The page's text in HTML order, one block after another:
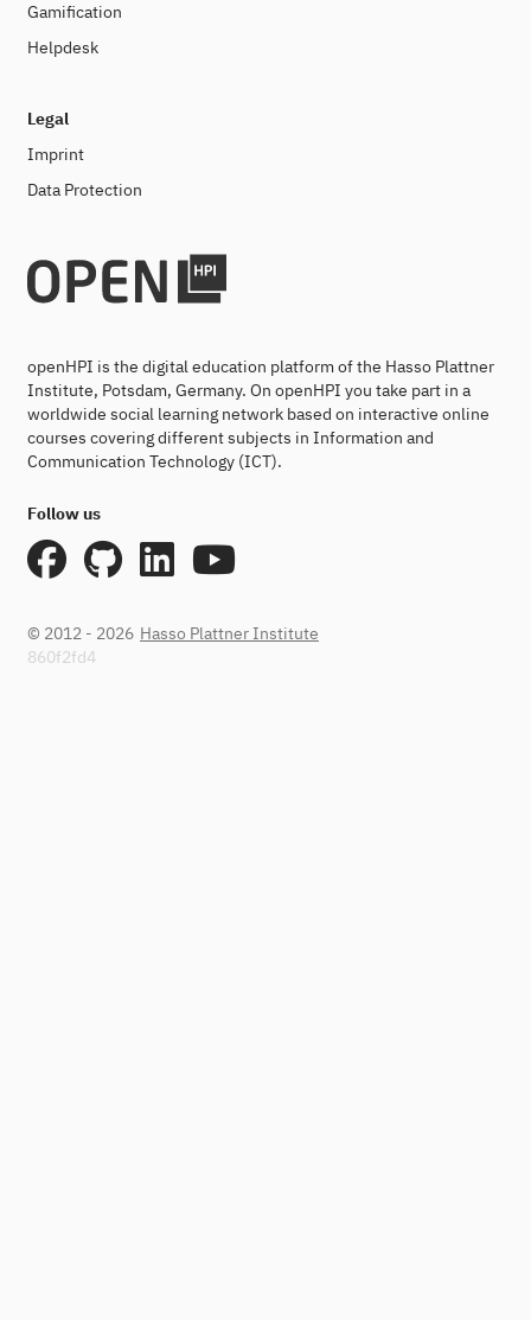
Gamification
Helpdesk
Legal
Imprint
Data Protection
openHPI is the digital education platform of the Hasso Plattner
Institute, Potsdam, Germany. On openHPI you take part in a
worldwide social learning network based on interactive online
courses covering different subjects in Information and
Communication Technology (ICT).
Follow us
© 2012 - 2026 Hasso Plattner Institute
860f2fd4